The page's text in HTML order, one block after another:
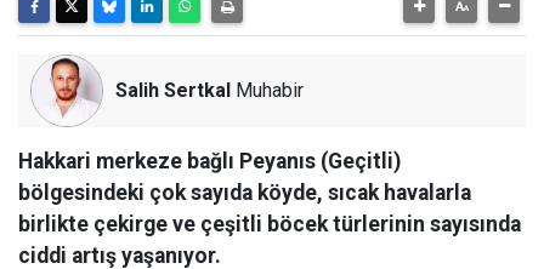
Salih Sertkal Muhabir
Hakkari merkeze bağlı Peyanıs (Geçitli)
bölgesindeki çok sayıda köyde, sıcak havalarla
birlikte çekirge ve çeşitli böcek türlerinin sayısında
ciddi artış yaşanıyor.